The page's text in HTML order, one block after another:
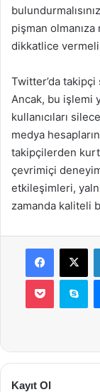
pişman olmanıza
dikkatlice
Twitter’da
Ancak, bu işlemi
kullanıcıları
medya
takipçilerden
çevrimiçi
etkileşimleri,
zamanda kaliteli
Facebook
X
Pocket
Kayıt Ol